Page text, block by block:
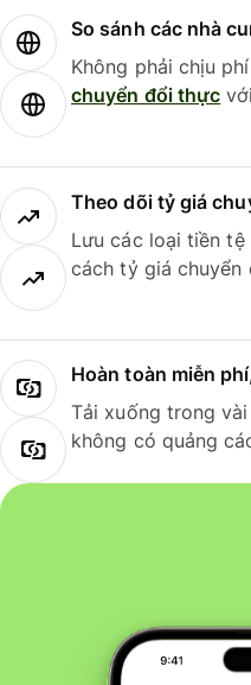
So sánh các nhà
Không phải chịu
chuyển đổi thực
Theo dõi tỷ giá
Lưu các loại tiền
cách tỷ giá
Hoàn toàn miễn
Tải xuống trong
không có quảng